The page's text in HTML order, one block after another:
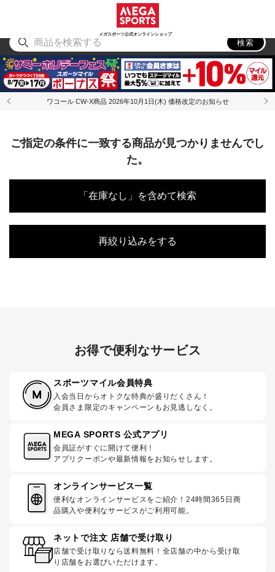
メガスポーツ公式オンラインショップ
アウトドア
検索
ワコール CW-X商品 2026年10月1日(木) 価格改定のお知らせ
ご指定の条件に一致する商品が見つかりませんでし
た。
「在庫なし」を含めて検索
再絞り込みをする
お得で便利なサービス
スポーツマイル会員特典
入会当日からオトクな特典が盛りだくさん！
会員さま限定のキャンペーンもお見逃しなく。
MEGA SPORTS 公式アプリ
会員証がすぐに開けて便利！
アプリクーポンや最新情報をお知らせします。
オンラインサービス一覧
便利なオンラインサービスをご紹介！24時間365日商
品購入や便利なサービスがご利用可能。
ネットで注文 店舗で受け取り
店舗で受け取りなら送料無料！全店舗の中から受け取
り店舗をお選びいただけます。